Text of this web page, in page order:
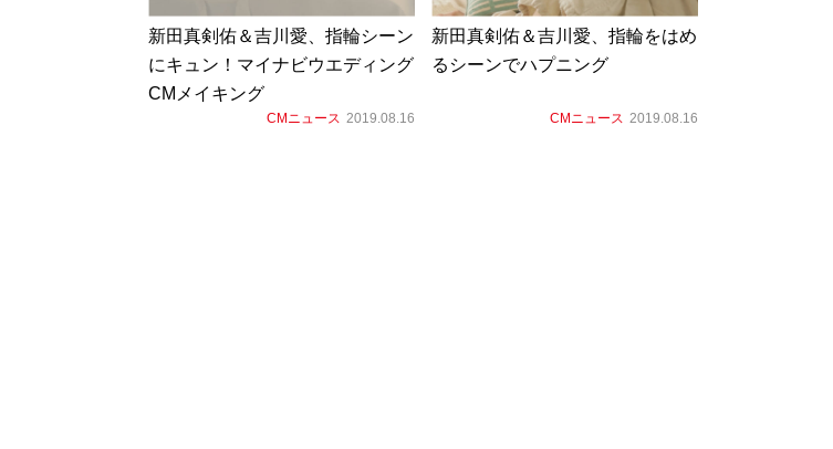
新田真剣佑＆吉川愛、指輪シーン
にキュン！マイナビウエディング
CMメイキング
CMニュース 2019.08.16
新田真剣佑＆吉川愛、指輪をはめ
るシーンでハプニング
CMニュース 2019.08.16